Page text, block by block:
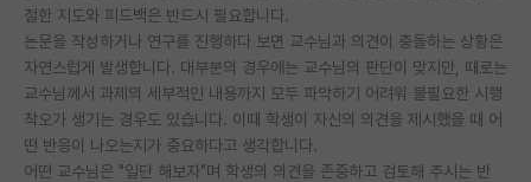
반도체 아카데미
재팬라운지 🌸
절한 지도와 피드백은 반드시 필요합니다.
논문을 작성하거나 연구를 진행하다 보면 교수님과 의견이 충돌하는 상황은
자연스럽게 발생합니다. 대부분의 경우에는 교수님의 판단이 맞지만, 때로는
교수님께서 과제의 세부적인 내용까지 모두 파악하기 어려워 불필요한 시행
착오가 생기는 경우도 있습니다. 이때 학생이 자신의 의견을 제시했을 때 어
떤 반응이 나오는지가 중요하다고 생각합니다.
어떤 교수님은 "일단 해보자"며 학생의 의견을 존중하고 검토해 주시는 반